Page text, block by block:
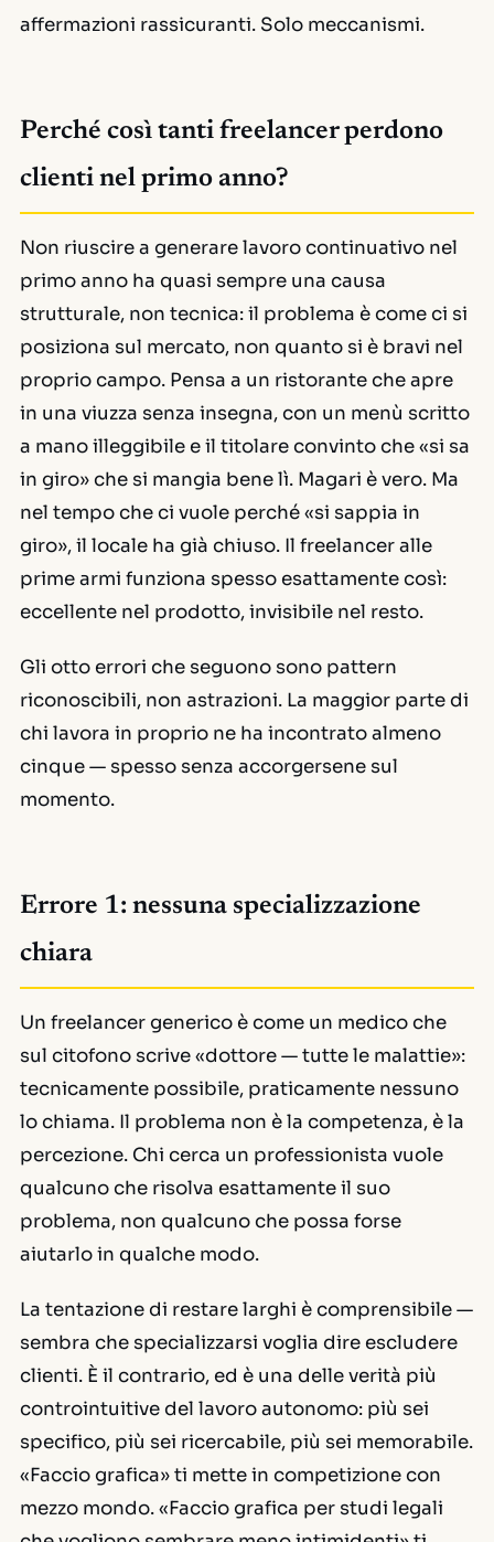
affermazioni rassicuranti. Solo meccanismi.
Perché così tanti freelancer perdono
clienti nel primo anno?
Non riuscire a generare lavoro continuativo nel
primo anno ha quasi sempre una causa
strutturale, non tecnica: il problema è come ci si
posiziona sul mercato, non quanto si è bravi nel
proprio campo. Pensa a un ristorante che apre
in una viuzza senza insegna, con un menù scritto
a mano illeggibile e il titolare convinto che «si sa
in giro» che si mangia bene lì. Magari è vero. Ma
nel tempo che ci vuole perché «si sappia in
giro», il locale ha già chiuso. Il freelancer alle
prime armi funziona spesso esattamente così:
eccellente nel prodotto, invisibile nel resto.
Gli otto errori che seguono sono pattern
riconoscibili, non astrazioni. La maggior parte di
chi lavora in proprio ne ha incontrato almeno
cinque — spesso senza accorgersene sul
momento.
Errore 1: nessuna specializzazione
chiara
Un freelancer generico è come un medico che
sul citofono scrive «dottore — tutte le malattie»:
tecnicamente possibile, praticamente nessuno
lo chiama. Il problema non è la competenza, è la
percezione. Chi cerca un professionista vuole
qualcuno che risolva esattamente il suo
problema, non qualcuno che possa forse
aiutarlo in qualche modo.
La tentazione di restare larghi è comprensibile —
sembra che specializzarsi voglia dire escludere
clienti. È il contrario, ed è una delle verità più
controintuitive del lavoro autonomo: più sei
specifico, più sei ricercabile, più sei memorabile.
«Faccio grafica» ti mette in competizione con
mezzo mondo. «Faccio grafica per studi legali